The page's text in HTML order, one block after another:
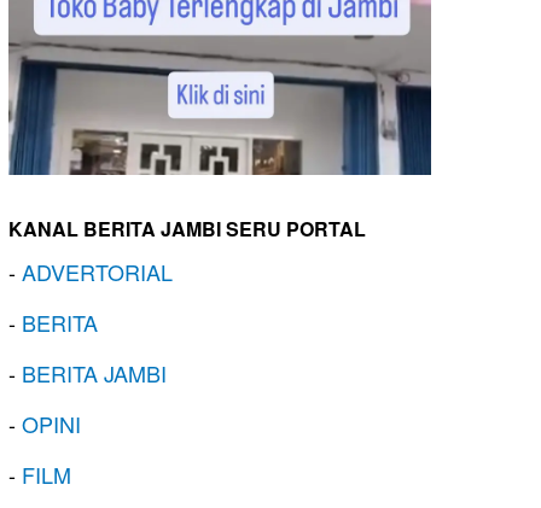
KANAL BERITA JAMBI SERU PORTAL
-ADVERTORIAL
- BERITA
- BERITA JAMBI
-OPINI
- FILM